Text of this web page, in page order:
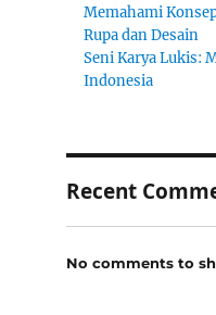
Memahami
Rupa dan Desain
Seni Karya Lukis:
Indonesia
Recent
No comments to